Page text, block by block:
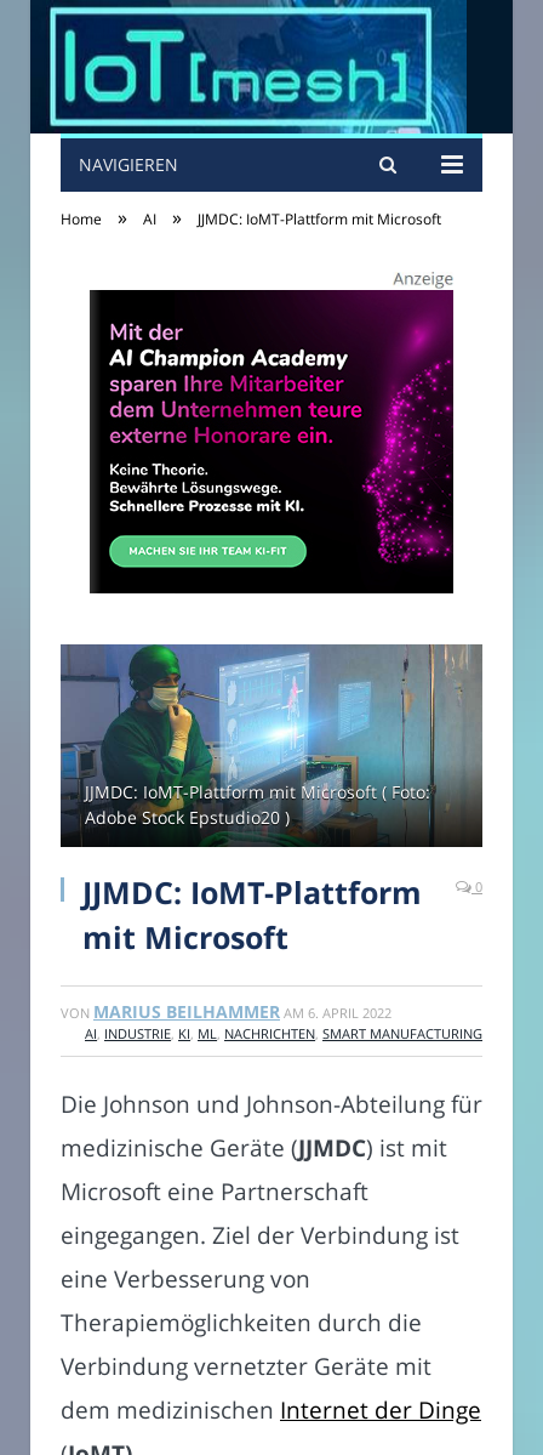
NAVIGIEREN
Home » AI » JJMDC: IoMT-Plattform mit Microsoft
JJMDC: IoMT-Plattform mit Microsoft ( Foto:
Adobe Stock Epstudio20 )
JJMDC: IoMT-Plattform
mit Microsoft
0
VON MARIUS BEILHAMMER AM 6. APRIL 2022
AI INDUSTRIE KI ML NACHRICHTEN SMART MANUFACTURING
Die Johnson und Johnson-Abteilung für
medizinische Geräte (JJMDC) ist mit
Microsoft eine Partnerschaft
eingegangen. Ziel der Verbindung ist
eine Verbesserung von
Therapiemöglichkeiten durch die
Verbindung vernetzter Geräte mit
dem medizinischen Internet der Dinge